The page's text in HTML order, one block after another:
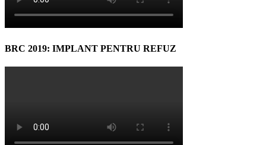
BRC 2019: IMPLANT PENTRU REFUZ